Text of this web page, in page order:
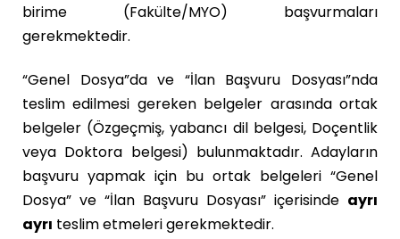
birime (Fakülte/MYO) başvurmaları
gerekmektedir.
“Genel Dosya”da ve “İlan Başvuru Dosyası”nda
teslim edilmesi gereken belgeler arasında ortak
belgeler (Özgeçmiş, yabancı dil belgesi, Doçentlik
veya Doktora belgesi) bulunmaktadır. Adayların
başvuru yapmak için bu ortak belgeleri “Genel
Dosya” ve “İlan Başvuru Dosyası” içerisinde ayrı
ayrı teslim etmeleri gerekmektedir.